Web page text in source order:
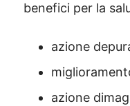
benefici per la
azione
azione